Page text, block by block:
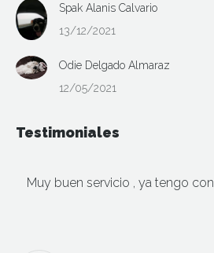
Spak Alanis Calvario
13/12/2021
Odie Delgado Almaraz
12/05/2021
Testimoniales
Muy buen servicio , ya tengo